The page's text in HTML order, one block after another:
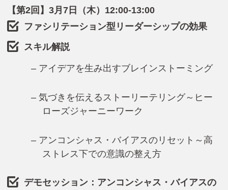
【第2回】3月7日（木）12:00-13:00
ファシリテーション型リーダーシップの効果
スキル解説
– アイデアを生み出すブレインストーミング
– 気づきを伝えるストーリーテリング～ヒー
ローズジャーニーワーク
– アンコンシャス・バイアスのリセット～高
ストレス下での意識の整え方
デモセッション：アンコンシャス・バイアスの